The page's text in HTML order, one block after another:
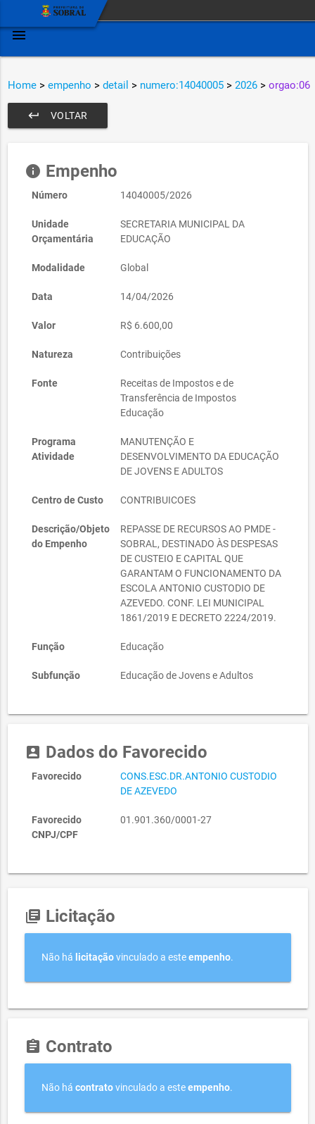
menu
Home > empenho > detail > numero:14040005 > 2026 > orgao:06
VOLTAR
keyboard_return
info Empenho
Número 14040005/2026
Unidade
Orçamentária
SECRETARIA MUNICIPAL DA
EDUCAÇÃO
Modalidade Global
Data 14/04/2026
Valor R$ 6.600,00
Natureza Contribuições
Fonte
Receitas de Impostos e de
Transferência de Impostos 
Educação
Programa
Atividade
MANUTENÇÃO E
DESENVOLVIMENTO DA EDUCAÇÃO
DE JOVENS E ADULTOS
Centro de Custo CONTRIBUICOES
Descrição/Objeto
do Empenho
REPASSE DE RECURSOS AO PMDE -
SOBRAL, DESTINADO ÀS DESPESAS
DE CUSTEIO E CAPITAL QUE
GARANTAM O FUNCIONAMENTO DA
ESCOLA ANTONIO CUSTODIO DE
AZEVEDO. CONF. LEI MUNICIPAL
1861/2019 E DECRETO 2224/2019.
Função Educação
Subfunção Educação de Jovens e Adultos
account_box Dados do Favorecido
Favorecido
CONS.ESC.DR.ANTONIO CUSTODIO
DE AZEVEDO
Favorecido
CNPJ/CPF
01.901.360/0001-27
library_books Licitação
Não há licitaçãovinculado a esteempenho.
assignment Contrato
Não há contratovinculado a esteempenho.